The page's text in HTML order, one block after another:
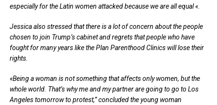
especially for the Latin women attacked because we are all equal «.
Jessica also stressed that there is a lot of concern about the people
chosen to join Trump’s cabinet and regrets that people who have
fought for many years like the Plan Parenthood Clinics will lose their
rights.
«Being a woman is not something that affects only women, but the
whole world. That’s why me and my partner are going to go to Los
Angeles tomorrow to protest,” concluded the young woman